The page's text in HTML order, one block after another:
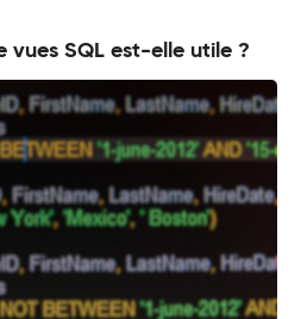
vues SQL est-elle utile ?